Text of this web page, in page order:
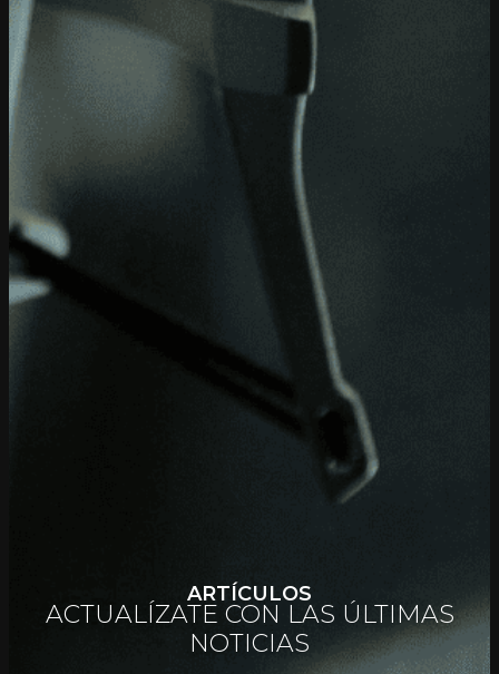
ARTÍCULOS
ACTUALÍZATE CON LAS ÚLTIMAS
NOTICIAS